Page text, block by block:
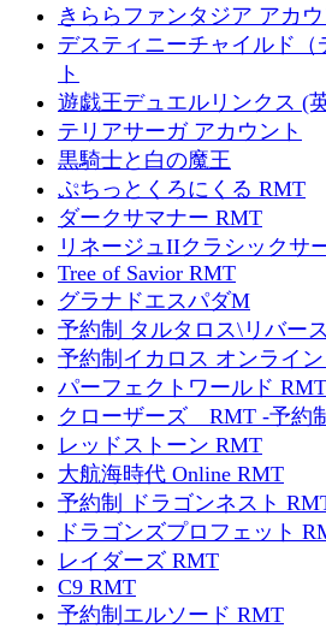
きららファンタジア アカウ
デスティニーチャイルド（
ト
遊戯王デュエルリンクス (
テリアサーガ アカウント
黒騎士と白の魔王
ぷちっとくろにくる RMT
ダークサマナー RMT
リネージュIIクラシックサ
Tree of Savior RMT
グラナドエスパダM
予約制 タルタロス\リバー
予約制イカロス オンライ
パーフェクトワールド RMT
クローザーズ RMT -予約
レッドストーン RMT
大航海時代 Online RMT
予約制 ドラゴンネスト
ドラゴンズプロフェット
レイダーズ RMT
C9 RMT
予約制エルソード RMT